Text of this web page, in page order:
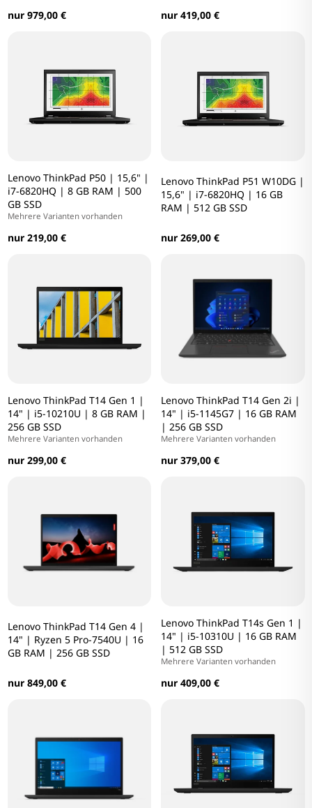
nur 979,00 € nur 419,00 €
Lenovo ThinkPad P50 | 15,6" |
i7-6820HQ | 8 GB RAM | 500
GB SSD
Mehrere Varianten vorhanden
nur 219,00 €
Lenovo ThinkPad P51 W10DG |
15,6" | i7-6820HQ | 16 GB
RAM | 512 GB SSD
nur 269,00 €
Lenovo ThinkPad T14 Gen 1 |
14" | i5-10210U | 8 GB RAM |
256 GB SSD
Mehrere Varianten vorhanden
nur 299,00 €
Lenovo ThinkPad T14 Gen 2i |
14" | i5-1145G7 | 16 GB RAM
| 256 GB SSD
Mehrere Varianten vorhanden
nur 379,00 €
Lenovo ThinkPad T14 Gen 4 |
14" | Ryzen 5 Pro-7540U | 16
GB RAM | 256 GB SSD
nur 849,00 €
Lenovo ThinkPad T14s Gen 1 |
14" | i5-10310U | 16 GB RAM
| 512 GB SSD
Mehrere Varianten vorhanden
nur 409,00 €